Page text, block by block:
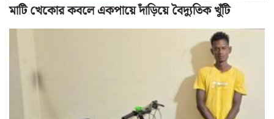
মাটি খেকোর কবলে একপায়ে দাঁড়িয়ে বৈদ্যুতিক খুঁটি